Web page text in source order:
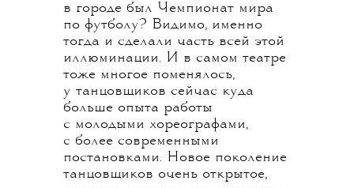
в городе был Чемпионат мира
по футболу? Видимо, именно
тогда и сделали часть всей этой
иллюминации. И в самом театре
тоже многое поменялось,
у танцовщиков сейчас куда
больше опыта работы
с молодыми хореографами,
с более современными
постановками. Новое поколение
танцовщиков очень открытое,